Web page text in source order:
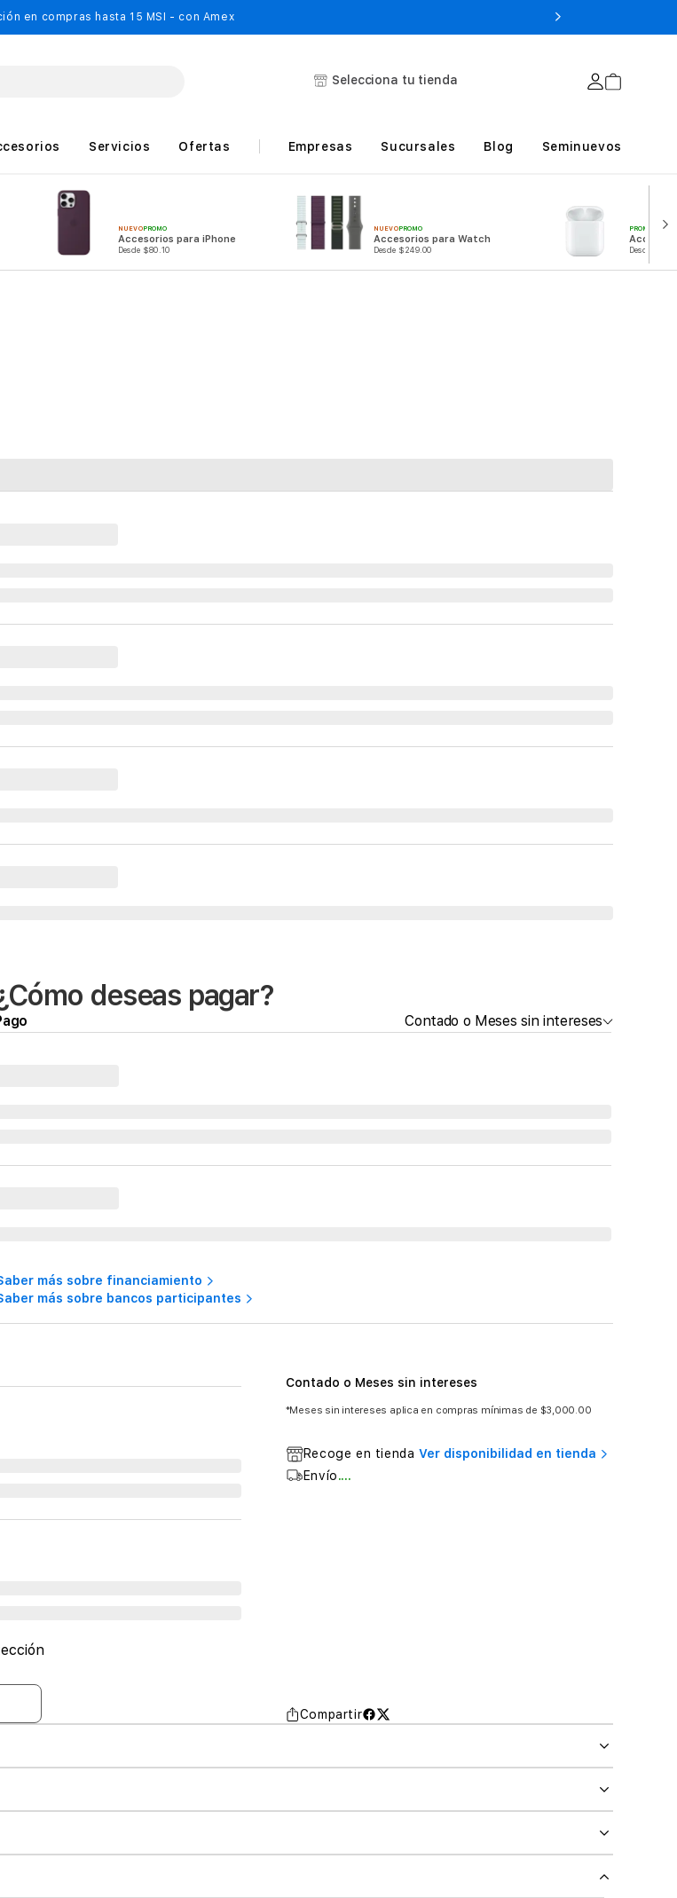
en compras hasta 15 MSI - con Amex
Selecciona tu tienda
Servicios Ofertas Empresas Sucursales Blog Seminuevos
NUEVOPROMO
Accesorios para iPhone
Desde $80.10
NUEVOPROMO
Accesorios para Watch
Desde $249.00
PROMO
Desde
deseas pagar?
Contado o Meses sin intereses
más sobre financiamiento
más sobre bancos participantes
Contado o Meses sin intereses
*Meses sin intereses aplica en compras mínimas de $3,000.00
Recoge en tienda Ver disponibilidad en tienda
Envío....
Compartir